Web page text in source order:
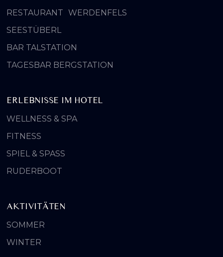
RESTAURANT WERDENFELS
SEESTÜBERL
BAR TALSTATION
TAGESBAR BERGSTATION
ERLEBNISSE IM HOTEL
WELLNESS & SPA
FITNESS
SPIEL & SPASS
RUDERBOOT
AKTIVITÄTEN
SOMMER
WINTER